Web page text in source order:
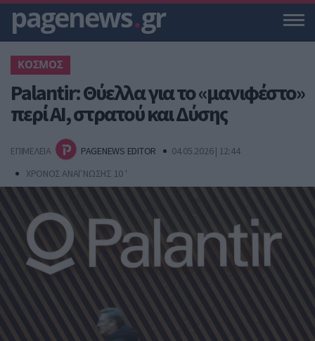
pagenews.gr
ΚΟΣΜΟΣ
Palantir: Θύελλα για το «μανιφέστο»
περί AI, στρατού και Δύσης
ΕΠΙΜΕΛΕΙΑ PAGENEWS EDITOR
04.05.2026 | 12:44
ΧΡΟΝΟΣ ΑΝΑΓΝΩΣΗΣ 10 '